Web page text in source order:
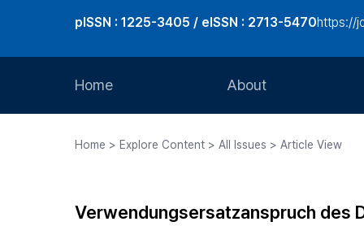
pISSN : 1225-3405 / eISSN : 2713-5470https://
Home About
Journal Staff
Home > Explore Content > All Issues > Article View
Verwendungsersatzanspruch des